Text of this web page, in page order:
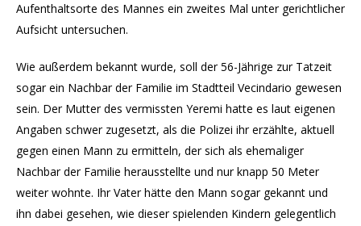
Aufenthaltsorte des Mannes ein zweites Mal unter gerichtlicher
Aufsicht untersuchen.
Wie außerdem bekannt wurde, soll der 56-Jährige zur Tatzeit
sogar ein Nachbar der Familie im Stadtteil Vecindario gewesen
sein. Der Mutter des vermissten Yeremi hatte es laut eigenen
Angaben schwer zugesetzt, als die Polizei ihr erzählte, aktuell
gegen einen Mann zu ermitteln, der sich als ehemaliger
Nachbar der Familie herausstellte und nur knapp 50 Meter
weiter wohnte. Ihr Vater hätte den Mann sogar gekannt und
ihn dabei gesehen, wie dieser spielenden Kindern gelegentlich